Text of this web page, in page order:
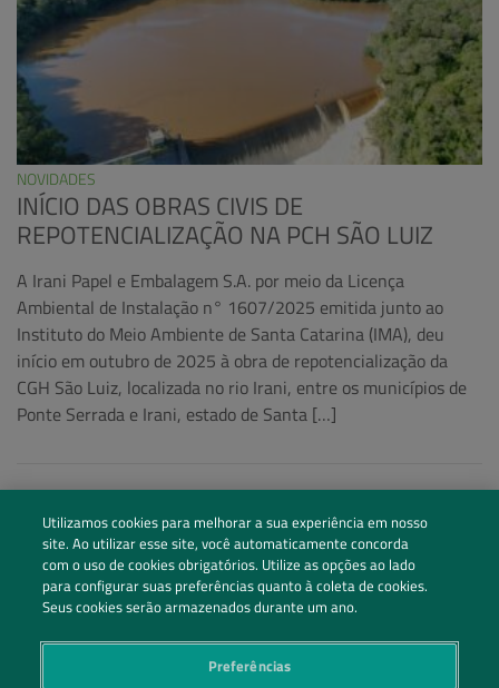
NOVIDADES
INÍCIO DAS OBRAS CIVIS DE
REPOTENCIALIZAÇÃO NA PCH SÃO LUIZ
A Irani Papel e Embalagem S.A. por meio da Licença
Ambiental de Instalação n° 1607/2025 emitida junto ao
Instituto do Meio Ambiente de Santa Catarina (IMA), deu
início em outubro de 2025 à obra de repotencialização da
CGH São Luiz, localizada no rio Irani, entre os municípios de
Ponte Serrada e Irani, estado de Santa […]
Utilizamos cookies para melhorar a sua experiência em nosso
site. Ao utilizar esse site, você automaticamente concorda
com o uso de cookies obrigatórios. Utilize as opções ao lado
para configurar suas preferências quanto à coleta de cookies.
Seus cookies serão armazenados durante um ano.
Preferências